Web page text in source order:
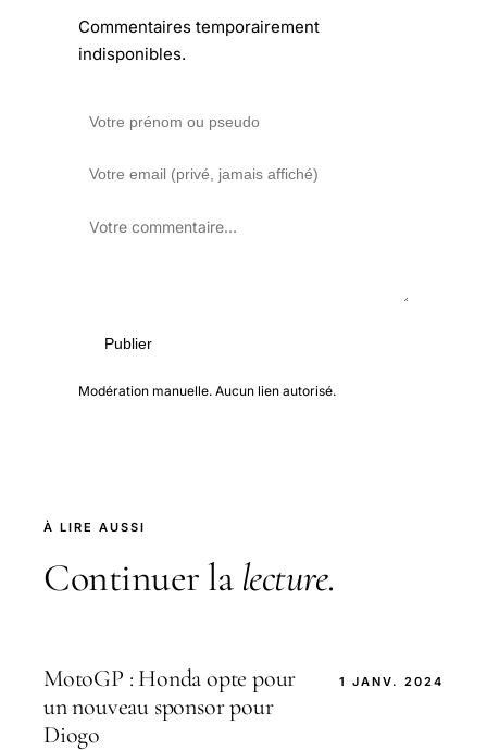
Commentaires temporairement
indisponibles.
Publier
Modération manuelle. Aucun lien autorisé.
À LIRE AUSSI
Continuer la lecture.
MotoGP : Honda opte pour
un nouveau sponsor pour
Diogo
1 JANV. 2024